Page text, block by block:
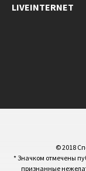
LIVEINTERNET
© 2018
* Значком отмечены
признанные